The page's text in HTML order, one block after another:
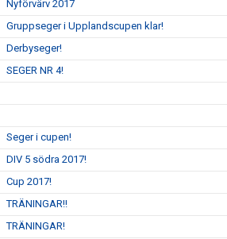
Nyförvärv 2017
Gruppseger i Upplandscupen klar!
Derbyseger!
SEGER NR 4!
Seger i cupen!
DIV 5 södra 2017!
Cup 2017!
TRÄNINGAR!!
TRÄNINGAR!